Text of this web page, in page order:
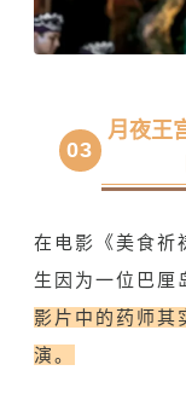
03
月夜王
在电影《美食祈
生因为一位巴厘
影片中的药师其
演。